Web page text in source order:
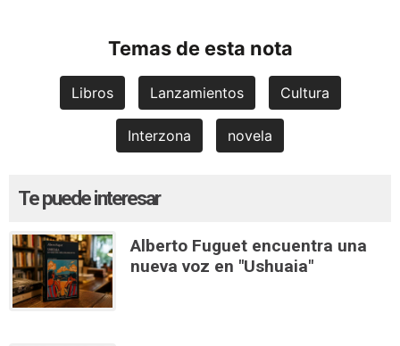
Temas de esta nota
Libros Lanzamientos Cultura
Interzona novela
Te puede interesar
Alberto Fuguet encuentra una
nueva voz en "Ushuaia"